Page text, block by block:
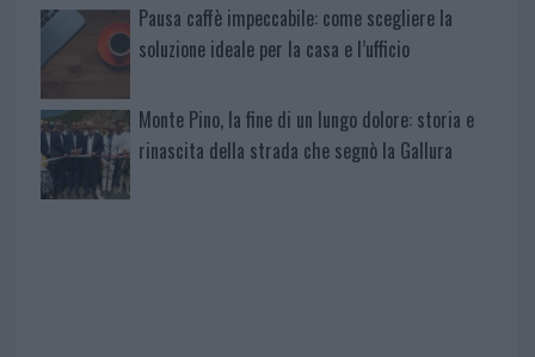
Pausa caffè impeccabile: come scegliere la
soluzione ideale per la casa e l’ufficio
Monte Pino, la fine di un lungo dolore: storia e
rinascita della strada che segnò la Gallura